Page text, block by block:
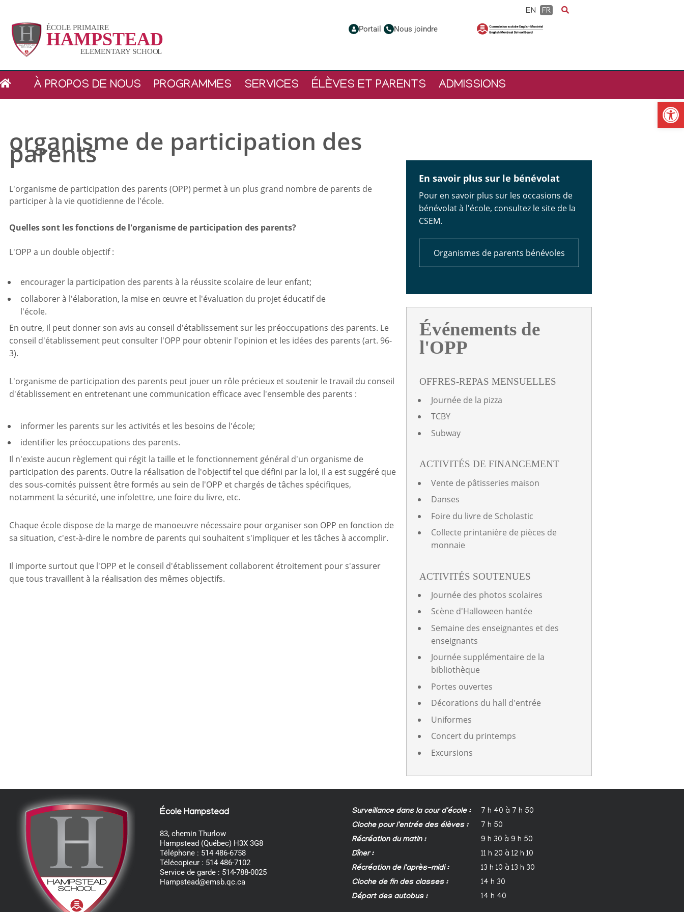
EN FR
Portail Nous joindre
À PROPOS DE NOUS PROGRAMMES SERVICES ÉLÈVES ET PARENTS ADMISSIONS
organisme de participation des
parents
L'organisme de participation des parents (OPP) permet à un plus grand nombre de parents de
participer à la vie quotidienne de l'école.
Quelles sont les fonctions de l'organisme de participation des parents?
L'OPP a un double objectif :
encourager la participation des parents à la réussite scolaire de leur enfant;
collaborer à l'élaboration, la mise en œuvre et l'évaluation du projet éducatif de
l'école.
En outre, il peut donner son avis au conseil d'établissement sur les préoccupations des parents. Le
conseil d'établissement peut consulter l'OPP pour obtenir l'opinion et les idées des parents (art. 96-
3).
L'organisme de participation des parents peut jouer un rôle précieux et soutenir le travail du conseil
d'établissement en entretenant une communication efficace avec l'ensemble des parents :
informer les parents sur les activités et les besoins de l'école;
identifier les préoccupations des parents.
Il n'existe aucun règlement qui régit la taille et le fonctionnement général d'un organisme de
participation des parents. Outre la réalisation de l'objectif tel que défini par la loi, il a est suggéré que
des sous-comités puissent être formés au sein de l'OPP et chargés de tâches spécifiques,
notamment la sécurité, une infolettre, une foire du livre, etc.
Chaque école dispose de la marge de manoeuvre nécessaire pour organiser son OPP en fonction de
sa situation, c'est-à-dire le nombre de parents qui souhaitent s'impliquer et les tâches à accomplir.
Il importe surtout que l'OPP et le conseil d'établissement collaborent étroitement pour s'assurer
que tous travaillent à la réalisation des mêmes objectifs.
En savoir plus sur le bénévolat
Pour en savoir plus sur les occasions de
bénévolat à l'école, consultez le site de la
CSEM.
Organismes de parents bénévoles
Événements de
l'OPP
OFFRES-REPAS MENSUELLES
Journée de la pizza
TCBY
Subway
ACTIVITÉS DE FINANCEMENT
Vente de pâtisseries maison
Danses
Foire du livre de Scholastic
Collecte printanière de pièces de
monnaie
ACTIVITÉS SOUTENUES
Journée des photos scolaires
Scène d'Halloween hantée
Semaine des enseignantes et des
enseignants
Journée supplémentaire de la
bibliothèque
Portes ouvertes
Décorations du hall d'entrée
Uniformes
Concert du printemps
Excursions
École Hampstead
83, chemin Thurlow
Hampstead (Québec) H3X 3G8
Téléphone : 514 486-6758
Télécopieur : 514 486-7102
Service de garde : 514-788-0025
Hampstead@emsb.qc.ca
Surveillance dans la cour d'école :
7 h 40 à 7 h 50
Cloche pour l'entrée des élèves :
7 h 50
Récréation du matin :
9 h 30 à 9 h 50
Dîner :
11 h 20 à 12 h 10
Récréation de l'après-midi :
13 h 10 à 13 h 30
Cloche de fin des classes :
14 h 30
Départ des autobus :
14 h 40